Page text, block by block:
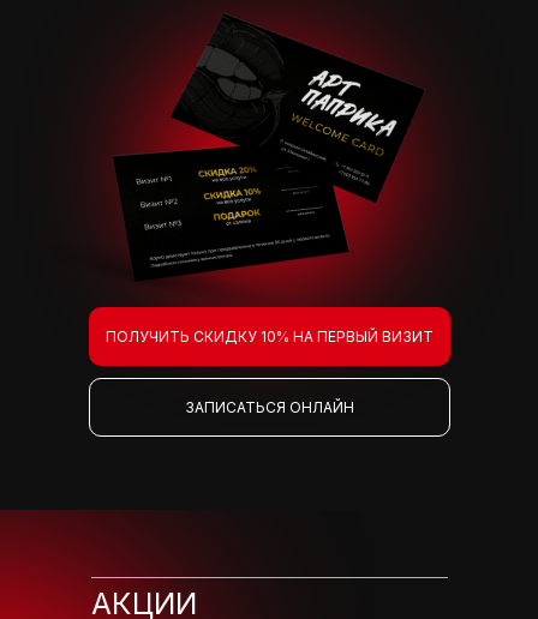
ПОЛУЧИТЬ СКИДКУ 10% НА ПЕРВЫЙ ВИЗИТ
ЗАПИСАТЬСЯ ОНЛАЙН
АКЦИИ